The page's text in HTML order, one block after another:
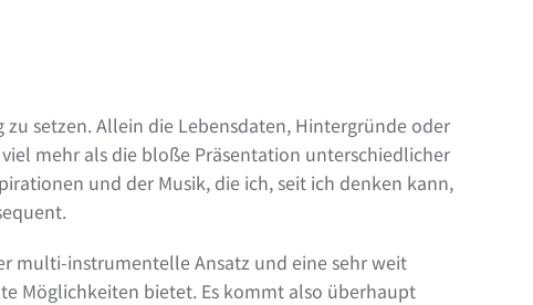
setzen. Allein die Lebensdaten, Hintergründe oder
mehr als die bloße Präsentation unterschiedlicher
und der Musik, die ich, seit ich denken kann,
multi-instrumentelle Ansatz und eine sehr weit
Möglichkeiten bietet. Es kommt also überhaupt